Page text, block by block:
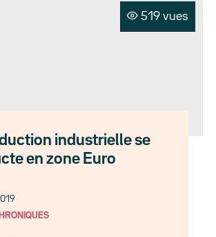
519 vues
industrielle se
en zone Euro